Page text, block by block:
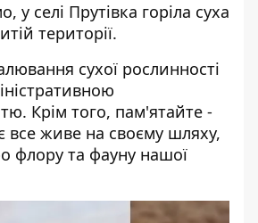
у селі Прутівка горіла суха
території.
сухої рослинності
Крім того, пам'ятайте -
все живе на своєму шляху,
флору та фауну нашої